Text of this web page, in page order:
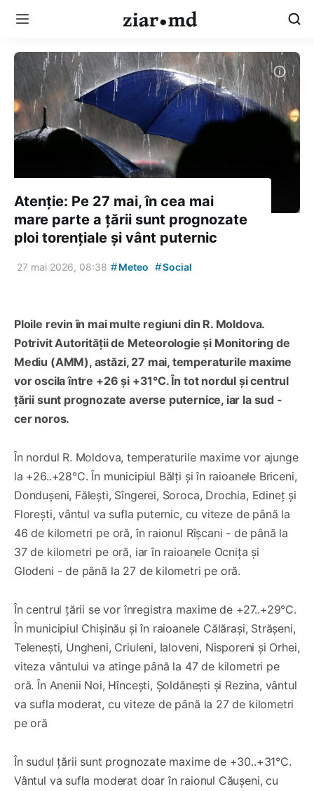
Atenție: Pe 27 mai, în cea mai
mare parte a țării sunt prognozate
ploi torențiale și vânt puternic
27 mai 2026, 08:38 #Meteo #Social
Ploile revin în mai multe regiuni din R. Moldova.
Potrivit Autorității de Meteorologie și Monitoring de
Mediu (AMM), astăzi, 27 mai, temperaturile maxime
vor oscila între +26 și +31°C. În tot nordul și centrul
țării sunt prognozate averse puternice, iar la sud -
cer noros.
În nordul R. Moldova, temperaturile maxime vor ajunge
la +26..+28°C. În municipiul Bălți și în raioanele Briceni,
Dondușeni, Fălești, Sîngerei, Soroca, Drochia, Edineț și
Florești, vântul va sufla puternic, cu viteze de până la
46 de kilometri pe oră, în raionul Rîșcani - de până la
37 de kilometri pe oră, iar în raioanele Ocnița și
Glodeni - de până la 27 de kilometri pe oră.
În centrul țării se vor înregistra maxime de +27..+29°C.
În municipiul Chișinău și în raioanele Călărași, Strășeni,
Telenești, Ungheni, Criuleni, Ialoveni, Nisporeni și Orhei,
viteza vântului va atinge până la 47 de kilometri pe
oră. În Anenii Noi, Hîncești, Șoldănești și Rezina, vântul
va sufla moderat, cu viteze de până la 27 de kilometri
pe oră
În sudul țării sunt prognozate maxime de +30..+31°C.
Vântul va sufla moderat doar în raionul Căușeni, cu